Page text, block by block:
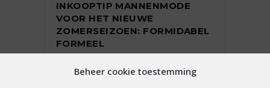
Beheer cookie toestemming
INKOOPTIP MANNENMODE
VOOR HET NIEUWE
ZOMERSEIZOEN: FORMIDABEL
FORMEEL